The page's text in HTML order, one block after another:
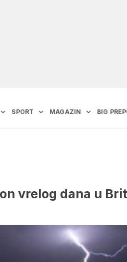
SPORT MAGAZIN BIG
vrelog dana u